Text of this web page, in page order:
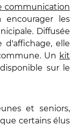
communication
encourager les
Diffusée
d'affichage, elle
Un kit
sur le
et seniors,
certains élus